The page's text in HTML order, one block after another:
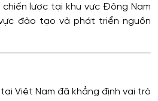
lược tại khu vực Đông Nam
đào tạo và phát triển nguồn
Việt Nam đã khẳng định vai trò